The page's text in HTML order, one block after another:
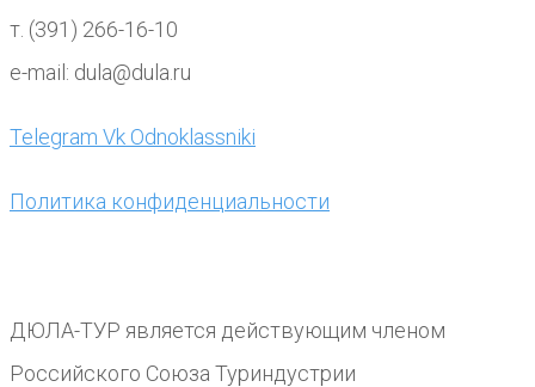
т. (391) 266-16-10
e-mail: dula@dula.ru
Telegram Vk Odnoklassniki
Политика конфиденциальности
ДЮЛА-ТУР является действующим членом
Российского Союза Туриндустрии